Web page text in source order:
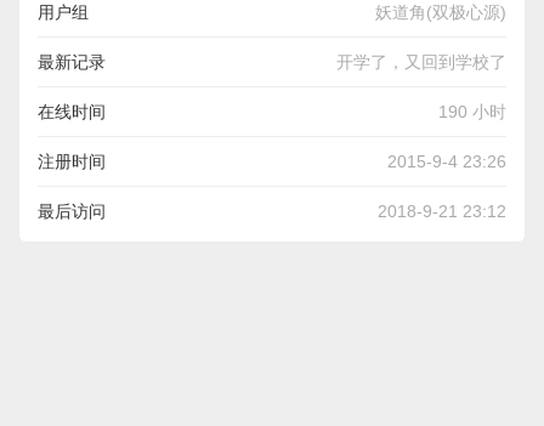
用户组 妖道角(双极心源)
最新记录 开学了，又回到学校了
在线时间 190 小时
注册时间 2015-9-4 23:26
最后访问 2018-9-21 23:12